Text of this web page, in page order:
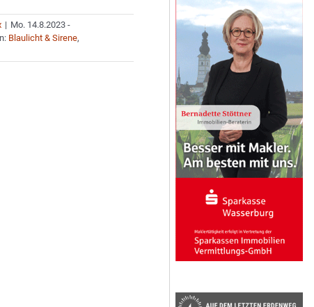
| Mo. 14.8.2023 -
Blaulicht & Sirene,